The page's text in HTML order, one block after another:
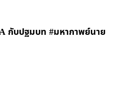
กับปฐมบท #มหากาพย์นาย